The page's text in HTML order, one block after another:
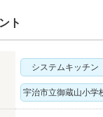
ト
システムキッチン
宇治市立御蔵山小学